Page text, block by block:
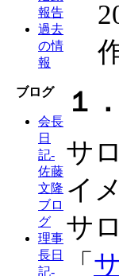
報告
過去
の情
報
ブログ
会長
日
記-
佐藤
文隆
ブロ
グ
理事
長日
記-
１
サ
イ
サ
「